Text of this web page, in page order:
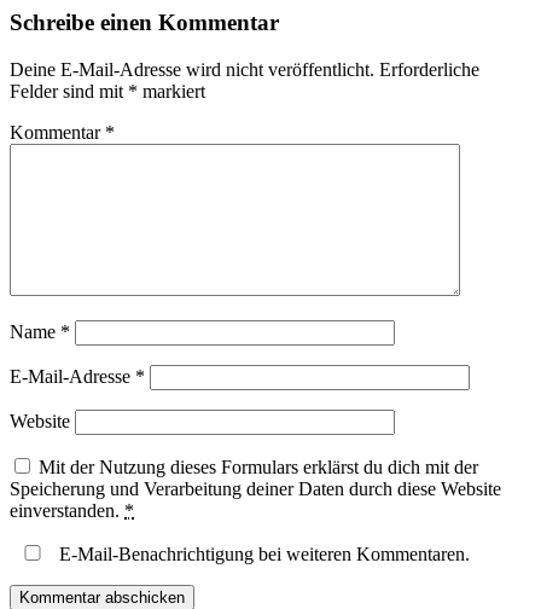
Schreibe einen Kommentar
Deine E-Mail-Adresse wird nicht veröffentlicht. Erforderliche
Felder sind mit * markiert
Kommentar *
Name *
E-Mail-Adresse *
Website
Mit der Nutzung dieses Formulars erklärst du dich mit der
Speicherung und Verarbeitung deiner Daten durch diese Website
einverstanden. *
E-Mail-Benachrichtigung bei weiteren Kommentaren.